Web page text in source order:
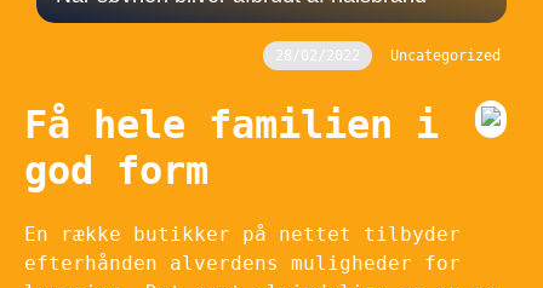
28/02/2022 Uncategorized
Få hele familien i
god form
En række butikker på nettet tilbyder
efterhånden alverdens muligheder for